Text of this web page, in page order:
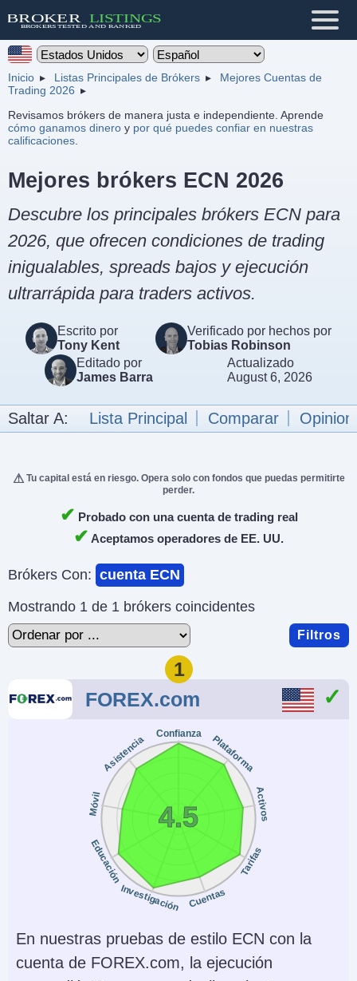
Inicio Listas Principales de Brókers
Mejores Cuentas de
Trading 2026
Revisamos brókers de manera justa e independiente. Aprende
cómo ganamos dinero y por qué puedes confiar en nuestras
calificaciones
Mejores brókers ECN 2026
Descubre los principales brókers ECN para
2026, que ofrecen condiciones de trading
inigualables, spreads bajos y ejecución
ultrarrápida para traders activos.
Escrito por
Tony Kent
Verificado por hechos por
Tobias Robinson
Editado por
James Barra
Actualizado
August 6, 2026
Saltar A: Lista Principal Comparar
Tu capital está en riesgo. Opera solo con fondos que puedas permitirte
perder.
✔ Probado con una cuenta de trading real
✔ Aceptamos operadores de EE. UU.
Brókers Con: cuenta ECN
Mostrando 1 de 1 brókers coincidentes
Filtros
1
FOREX.com
Confianza Plataforma
Activos
Tarifas
Cuentas
Investigación
Educación
Móvil
Asistencia
4.5
En nuestras pruebas de estilo ECN con la
cuenta de FOREX.com, la ejecución